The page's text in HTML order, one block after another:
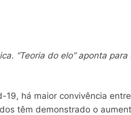
“Teoria do elo” aponta
há maior convivência
têm demonstrado o